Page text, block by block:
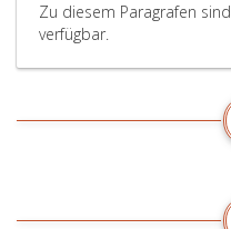
Zu diesem Paragrafen
verfügbar.